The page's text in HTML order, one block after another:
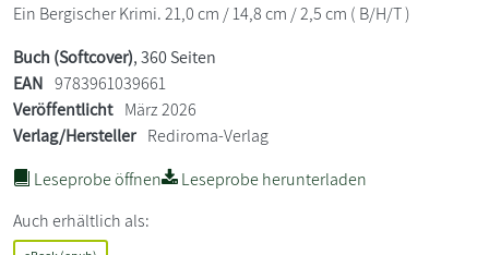
Ein Bergischer Krimi. 21,0 cm / 14,8 cm / 2,5 cm ( B/H/T )
Buch (Softcover), 360 Seiten
EAN 9783961039661
Veröffentlicht März 2026
Verlag/Hersteller Rediroma-Verlag
Leseprobe öffnen
Leseprobe herunterladen
Auch erhältlich als: